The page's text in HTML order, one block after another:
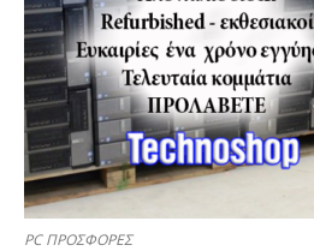
PC ΠΡΟΣΦΟΡΕΣ